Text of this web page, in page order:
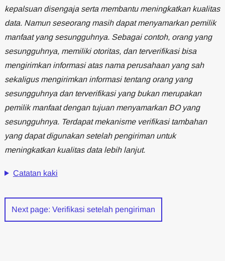
kepalsuan disengaja serta membantu meningkatkan kualitas
data. Namun seseorang masih dapat menyamarkan pemilik
manfaat yang sesungguhnya. Sebagai contoh, orang yang
sesungguhnya, memiliki otoritas, dan terverifikasi bisa
mengirimkan informasi atas nama perusahaan yang sah
sekaligus mengirimkan informasi tentang orang yang
sesungguhnya dan terverifikasi yang bukan merupakan
pemilik manfaat dengan tujuan menyamarkan BO yang
sesungguhnya. Terdapat mekanisme verifikasi tambahan
yang dapat digunakan setelah pengiriman untuk
meningkatkan kualitas data lebih lanjut.
Catatan kaki
Next page: Verifikasi setelah pengiriman